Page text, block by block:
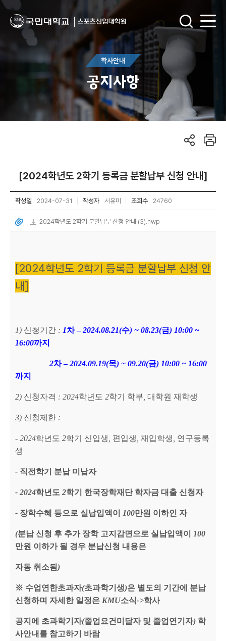
학사안내
공지사항
[2024학년도 2학기 등록금 분할납부 신청 안내]
작성일 2024-07-31 작성자 서유미 조회수 24760
2024학년도 2학기 분할납부 신청 안내 (3).hwp
[2024학년도 2학기 등록금 분할납부 신청 안
내]
1) 신청기간 : 1차–2024.08.21(수) ~ 08.23(금) 10:00 ~
16:00까지
2차–2024.09.19(목) ~ 09.20(금) 10:00 ~ 16:00
까지
2) 신청자격 : 2024학년도 2학기 학부 대학원 재학생
3) 신청제한 :
- 2024학년도 2학기 신입생 편입생 재입학생
연구등록
생
- 직전학기 분납 미납자
- 2024학년도 2학기 한국장학재단 학자금 대출 신청자
- 장학수혜 등으로 실납입액이 100만원 이하인 자
(분납 신청 후 추가 장학 고지감면으로 실납입액이
100
만원 이하가 될 경우 분납신청 내용은
자동 취소됨 )
※ 수업연한초과자(초과학기생)은 별도의 기간에 분납
신청하며 자세한 일정은 KMU소식->학사
공지에 초과학기자(졸업요건미달자 및 졸업연기자) 학
사안내를 참고하기 바람